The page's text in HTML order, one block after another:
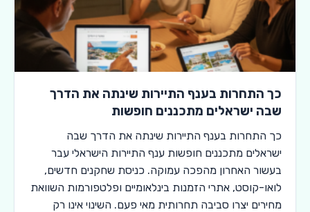
כך התחרות בענף התיירות שינתה את הדרך
שבה ישראלים מתכננים חופשות
כך התחרות בענף התיירות שינתה את הדרך שבה
ישראלים מתכננים חופשות ענף התיירות הישראלי עבר
בעשור האחרון מהפכה עמוקה. כניסת שחקנים חדשים,
לואו-קוסט, אתרי הזמנות בינלאומיים ופלטפורמות השוואת
מחירים יצרו סביבה תחרותית מאי פעם. השינוי אינו רק